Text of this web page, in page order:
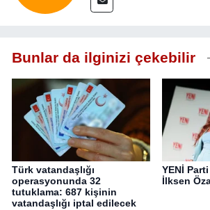
Bunlar da ilginizi çekebilir
Türk vatandaşlığı
operasyonunda 32
tutuklama: 687 kişinin
vatandaşlığı iptal edilecek
YENİ
İlksen